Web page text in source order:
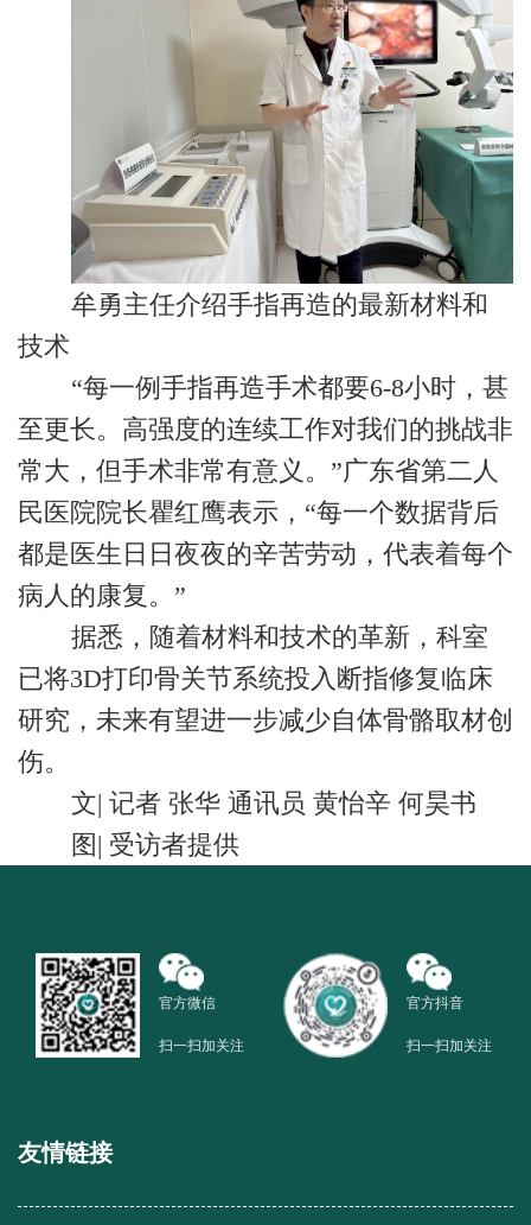
牟勇主任介绍手指再造的最新材料和
技术
“每一例手指再造手术都要6-8小时，甚
至更长。高强度的连续工作对我们的挑战非
常大，但手术非常有意义。”广东省第二人
民医院院长瞿红鹰表示，“每一个数据背后
都是医生日日夜夜的辛苦劳动，代表着每个
病人的康复。”
据悉，随着材料和技术的革新，科室
已将3D打印骨关节系统投入断指修复临床
研究，未来有望进一步减少自体骨骼取材创
伤。
文| 记者 张华 通讯员 黄怡辛 何昊书
图| 受访者提供
官方微信
扫一扫加关注
官方抖音
扫一扫加关注
友情链接